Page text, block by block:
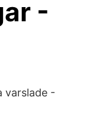
-
varslade -